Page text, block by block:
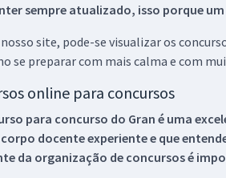
sempre atualizado, isso porque
site, pode-se visualizar os
se preparar com mais calma e com
online para concursos
para concurso do Gran é uma
docente experiente e que
da organização de concursos é